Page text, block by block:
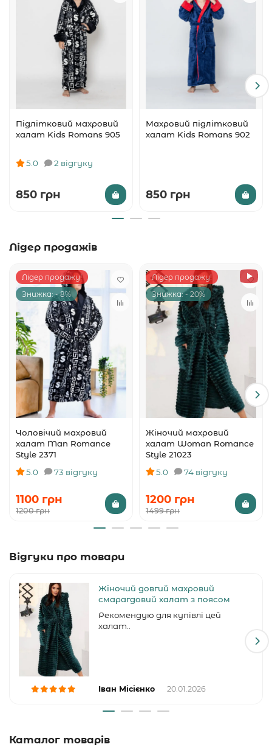
Підлітковий махровий
халат Kids Romans 905
5.0 2 відгуку
850 грн
Махровий підлітковий
халат Kids Romans 902
850 грн
Лідер продажів
Лідер продажу!
Знижка: - 8%
Чоловічий махровий
халат Man Romance
Style 2371
5.0
73 відгуку
1100 грн
1200 грн
Лідер продажу!
Знижка: - 20%
Жіночий махровий
халат Woman Romance
Style 21023
5.0
74 відгуку
1200 грн
1499 грн
Відгуки про товари
Жіночий довгий махровий
смарагдовий халат з поясом
Рекомендую для купівлі цей
халат..
Іван Місієнко 20.01.2026
Каталог товарів